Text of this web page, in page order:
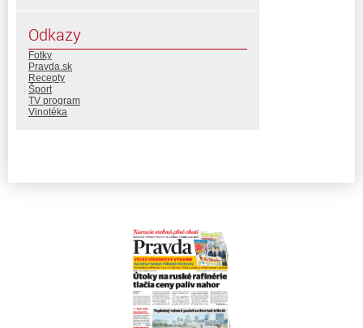
Odkazy
Fotky
Pravda.sk
Recepty
Šport
TV program
Vinotéka